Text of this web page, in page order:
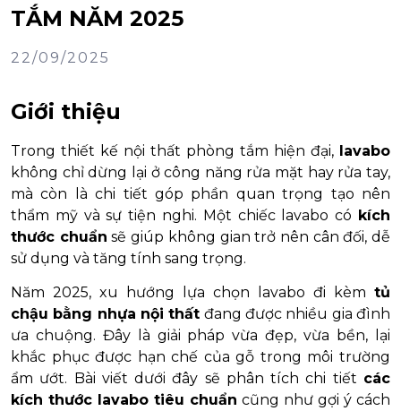
TẮM NĂM 2025
22/09/2025
Giới thiệu
Trong thiết kế nội thất phòng tắm hiện đại, lavabo
không chỉ dừng lại ở công năng rửa mặt hay rửa tay,
mà còn là chi tiết góp phần quan trọng tạo nên
thẩm mỹ và sự tiện nghi. Một chiếc lavabo có kích
thước chuẩn sẽ giúp không gian trở nên cân đối, dễ
sử dụng và tăng tính sang trọng.
Năm 2025, xu hướng lựa chọn lavabo đi kèm tủ
chậu bằng nhựa nội thất đang được nhiều gia đình
ưa chuộng. Đây là giải pháp vừa đẹp, vừa bền, lại
khắc phục được hạn chế của gỗ trong môi trường
ẩm ướt. Bài viết dưới đây sẽ phân tích chi tiết các
kích thước lavabo tiêu chuẩn cũng như gợi ý cách